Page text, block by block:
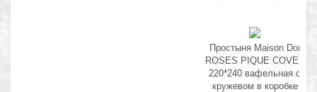
Простыня Maison Dor
ROSES PIQUE COVER
220*240 вафельная с
кружевом в коробке